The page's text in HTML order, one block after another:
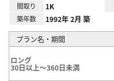
間取り 1K
築年数 1992年 2月 築
プラン名・期間
ロング
30日以上～360日未満